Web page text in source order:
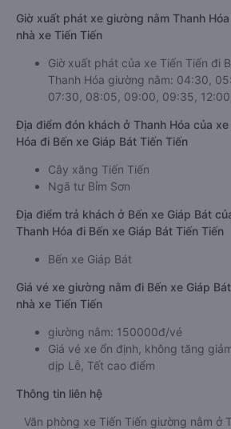
Giờ xuất phát xe giường nằm Thanh
nhà xe Tiến Tiến
Giờ xuất phát của xe Tiến Tiến đi
Thanh Hóa giường nằm: 04:30,
07:30, 08:05, 09:00, 09:35,
Địa điểm đón khách ở Thanh Hóa của
Hóa đi Bến xe Giáp Bát Tiến Tiến
Cây xăng Tiến Tiến
Ngã tư Bỉm Sơn
Địa điểm trả khách ở Bến xe Giáp Bát
Thanh Hóa đi Bến xe Giáp Bát Tiến Tiến
Bến xe Giáp Bát
Giá vé xe giường nằm đi Bến xe Giáp
nhà xe Tiến Tiến
giường nằm: 150000đ/vé
Giá vé xe ổn định, không tăng
dịp Lễ, Tết cao điểm
Thông tin liên hệ
Văn phòng xe Tiến Tiến giường nằm ở